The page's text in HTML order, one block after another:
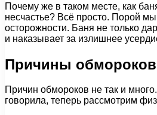
Почему же в таком месте, как
несчастье? Всё просто. Порой
осторожности. Баня не только
и наказывает за излишнее
Причины обмороков
Причин обмороков не так и
говорила, теперь рассмотрим